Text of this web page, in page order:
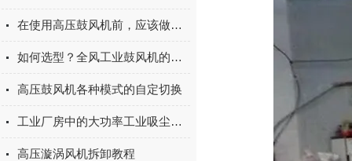
在使用高压鼓风机前，应该做哪些调试？
如何选型？全风工业鼓风机的关键参数与应用场景
高压鼓风机各种模式的自定切换
工业厂房中的大功率工业吸尘器应用解析
高压漩涡风机拆卸教程